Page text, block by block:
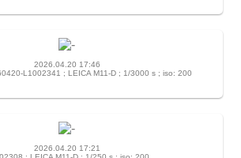
2026.04.20 17:46
L1002341 ; LEICA M11-D ; 1/3000 s ; iso: 200
2026.04.20 17:21